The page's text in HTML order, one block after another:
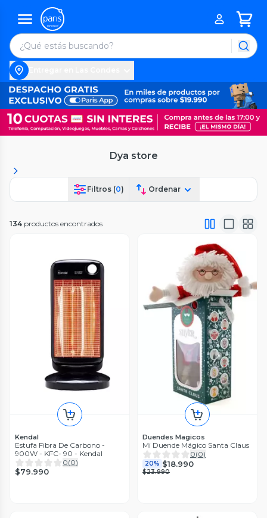
Dya store
Filtros (0) Ordenar
134 productos encontrados
Kendal
Estufa Fibra De Carbono -
900W - KFC- 90 - Kendal
0(0)
$79.990
Duendes Magicos
Mi Duende Mágico Santa Claus
0(0)
20% $18.990
$23.990